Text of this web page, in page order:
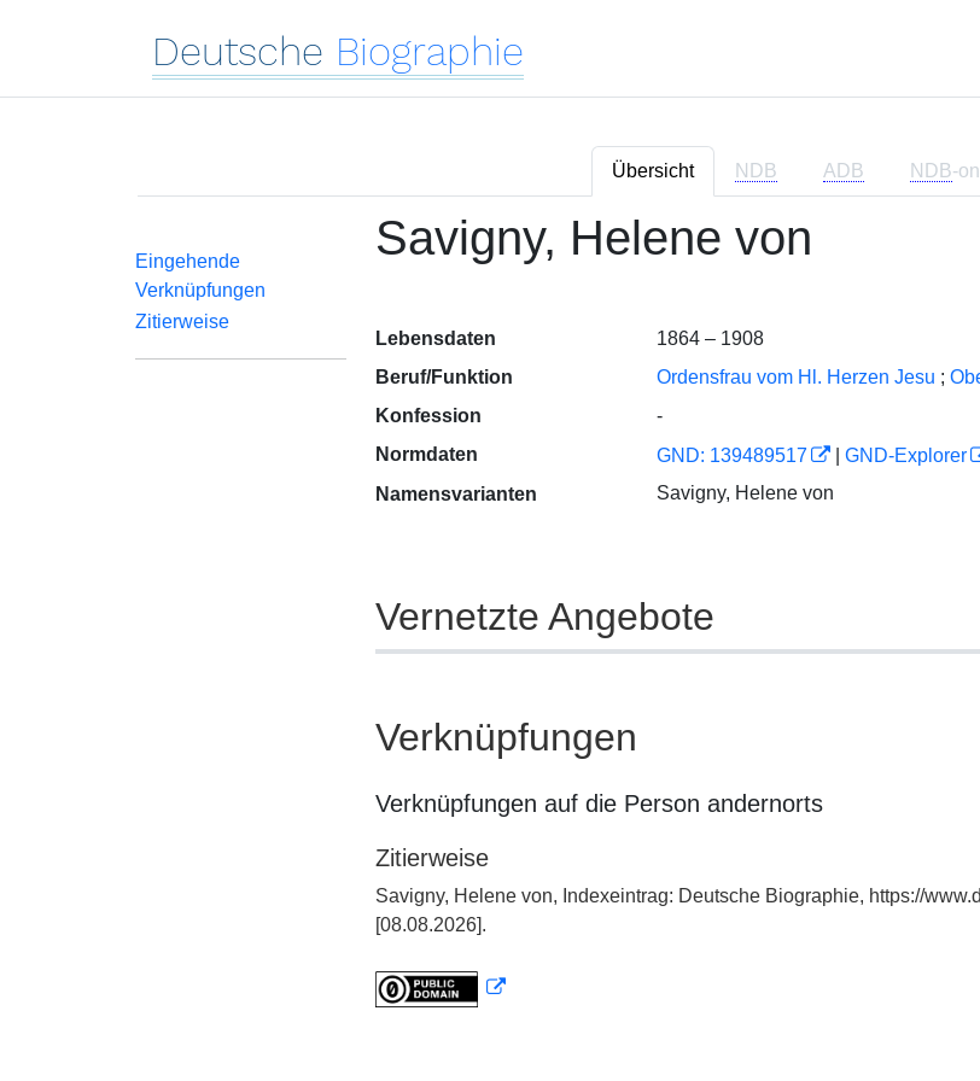
Deutsche Biographie
Übersicht NDB ADB NDB-
Eingehende
Verknüpfungen
Zitierweise
Savigny, Helene von
Lebensdaten
1864 – 1908
Beruf/Funktion
Ordensfrau vom Hl. Herzen Jesu ;
Konfession
-
Normdaten
GND: 139489517 GND-Explorer
Namensvarianten
Savigny, Helene von
Vernetzte Angebote
Verknüpfungen
Verknüpfungen auf die Person andernorts
Zitierweise
Savigny, Helene von, Indexeintrag: Deutsche Biographie, https://
[08.08.2026].